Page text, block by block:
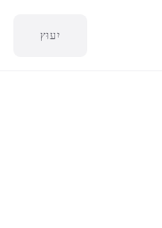
יִעוּץ